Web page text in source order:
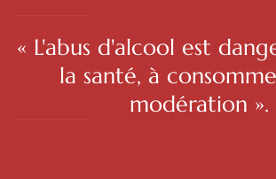
« L'abus d'alcool est
la santé, à
modération ».